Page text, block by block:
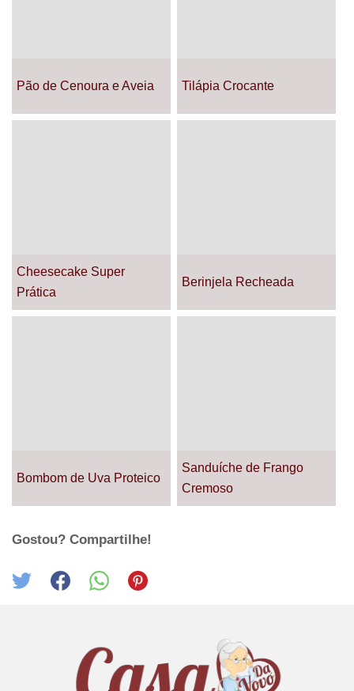
Pão de Cenoura e Aveia Tilápia Crocante
Cheesecake Super
Prática
Berinjela Recheada
Bombom de Uva Proteico
Sanduíche de Frango
Cremoso
Gostou? Compartilhe!